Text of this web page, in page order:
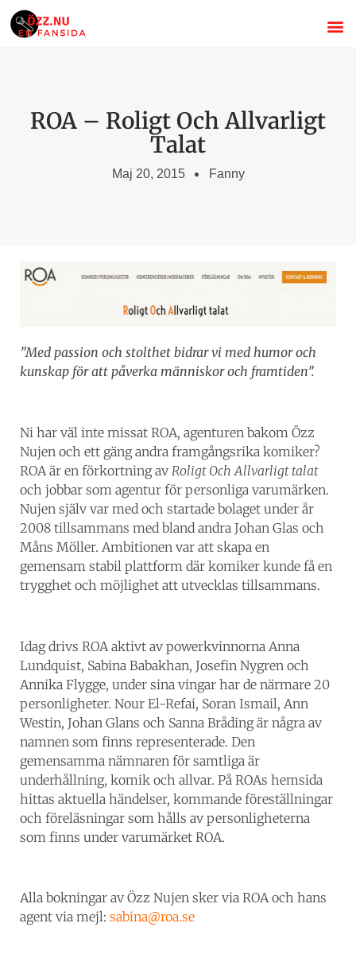
ROA – Roligt Och Allvarligt
Talat
Maj 20, 2015 Fanny
”Med passion och stolthet bidrar vi med humor och
kunskap för att påverka människor och framtiden”.
Ni har väl inte missat ROA, agenturen bakom Özz
Nujen och ett gäng andra framgångsrika komiker?
ROA är en förkortning av Roligt Och Allvarligt talat
och jobbar som agentur för personliga varumärken.
Nujen själv var med och startade bolaget under år
2008 tillsammans med bland andra Johan Glas och
Måns Möller. Ambitionen var att skapa en
gemensam stabil plattform där komiker kunde få en
trygghet och möjlighet att utvecklas tillsammans.
Idag drivs ROA aktivt av powerkvinnorna Anna
Lundquist, Sabina Babakhan, Josefin Nygren och
Annika Flygge, under sina vingar har de närmare 20
personligheter. Nour El-Refai, Soran Ismail, Ann
Westin, Johan Glans och Sanna Bråding är några av
namnen som finns representerade. Den
gemensamma nämnaren för samtliga är
underhållning, komik och allvar. På ROAs hemsida
hittas aktuella händelser, kommande föreställningar
och föreläsningar som hålls av personligheterna
som finns under varumärket ROA.
Alla bokningar av Özz Nujen sker via ROA och hans
agent via mejl: sabina@roa.se